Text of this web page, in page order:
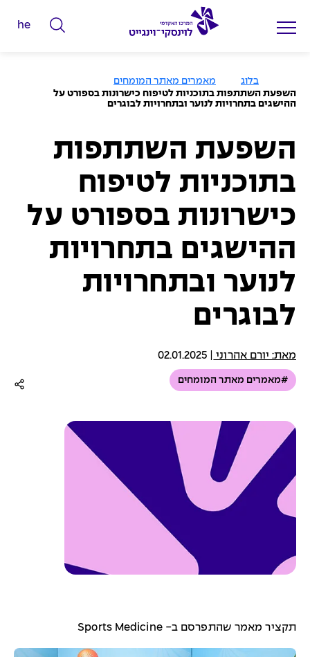
ה
ד
ל
י
פ
he
ו
ד
י
בלוג
מאמרים מאתר המומחים
השפעת השתתפות בתוכניות לטיפוח כישרונות בספורט על
ההישגים בתחרויות לנוער ובתחרויות לבוגרים
השפעת השתתפות
בתוכניות לטיפוח
כישרונות בספורט על
ההישגים בתחרויות
לנוער ובתחרויות
לבוגרים
מאת: יורם אהרוני 02.01.2025
#מאמרים מאתר המומחים
תקציר מאמר שהתפרסם ב- Sports Medicine